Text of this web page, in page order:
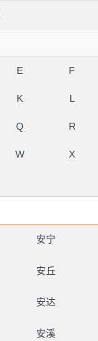
E F
K L
Q R
W X
安宁
安丘
安达
安溪